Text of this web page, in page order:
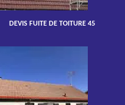
DEVIS FUITE DE TOITURE 45